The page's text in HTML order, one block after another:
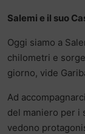
Salemi e il suo
Oggi siamo a
chilometri e
giorno, vide
Ad
del maniero per i
vedono